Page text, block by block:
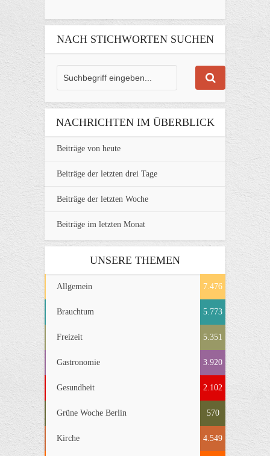
NACH STICHWORTEN SUCHEN
NACHRICHTEN IM ÜBERBLICK
Beiträge von heute
Beiträge der letzten drei Tage
Beiträge der letzten Woche
Beiträge im letzten Monat
UNSERE THEMEN
Allgemein 7.476
Brauchtum 5.773
Freizeit 5.351
Gastronomie 3.920
Gesundheit 2.102
Grüne Woche Berlin 570
Kirche 4.549